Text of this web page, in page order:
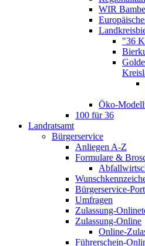
WIR
"36
Öko-
100 für 36
Landratsamt
Bürgerservice
Anliegen A-Z
Formulare &
Bürgerservice-
Umfragen
Zulassung-
Zulassung-Online
Online-
Führerschein-